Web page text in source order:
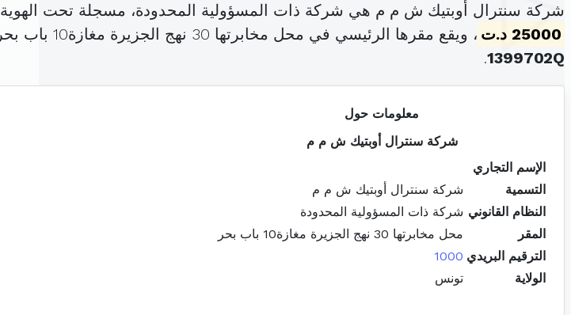
شركة سنترال أوبتيك ش م م هي شركة ذات المسؤولية المحدودة، مسجلة تحت الهوية
25000 د.ت
، ويقع مقرها الرئيسي في محل مخابرتها 30 نهج الجزيرة مغازة10 باب بحر (
1399702Q
.
معلومات حول
شركة سنترال أوبتيك ش م م
الإسم التجاري
التسمية
شركة سنترال أوبتيك ش م م
النظام القانوني شركة ذات المسؤولية المحدودة
المقر
محل مخابرتها 30 نهج الجزيرة مغازة10 باب بحر
الترقيم البريدي 1000
الولاية
تونس